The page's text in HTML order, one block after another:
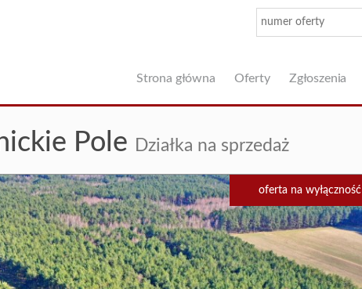
Strona główna Oferty Zgłoszenia
Pole Działka na sprzedaż
oferta na wyłączność